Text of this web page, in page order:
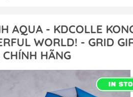
AQUA - KDCOLLE
WORLD! - GRID
CHÍNH HÃNG